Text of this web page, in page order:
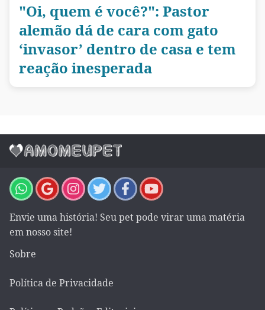
"Oi, quem é você?": Pastor
alemão dá de cara com gato
‘invasor’ dentro de casa e tem
reação inesperada
Envie uma história! Seu pet pode virar uma matéria
em nosso site!
Sobre
Política de Privacidade